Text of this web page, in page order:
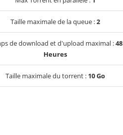
Taille maximale de la queue :2
de download et d'upload maximal :48
Heures
Taille maximale du torrent : 10 Go